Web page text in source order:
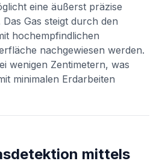
eine äußerst präzise
Gas steigt durch den
hochempfindlichen
nachgewiesen werden.
wenigen Zentimetern, was
minimalen Erdarbeiten
mittels